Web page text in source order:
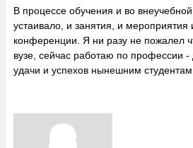
В процессе обучения и во
устаивало, и занятия, и мероприятия
конференции. Я ни разу не пожалел
вузе, сейчас работаю по профессии
удачи и успехов нынешним студентам.